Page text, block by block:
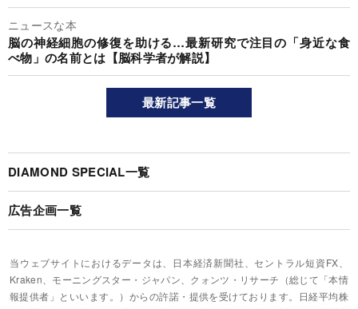
ニュースな本
脳の神経細胞の修復を助ける…最新研究で注目の「身近な食
べ物」の名前とは【脳科学者が解説】
最新記事一覧
DIAMOND SPECIAL一覧
広告企画一覧
当ウェブサイトにおけるデータは、日本経済新聞社、セントラル短資FX、
Kraken、モーニングスター・ジャパン、クォンツ・リサーチ（総じて「本情
報提供者」といいます。）からの許諾・提供を受けております。日経平均株